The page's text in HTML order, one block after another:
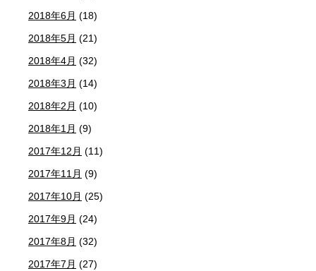
2018年6月 (18)
2018年5月 (21)
2018年4月 (32)
2018年3月 (14)
2018年2月 (10)
2018年1月 (9)
2017年12月 (11)
2017年11月 (9)
2017年10月 (25)
2017年9月 (24)
2017年8月 (32)
2017年7月 (27)